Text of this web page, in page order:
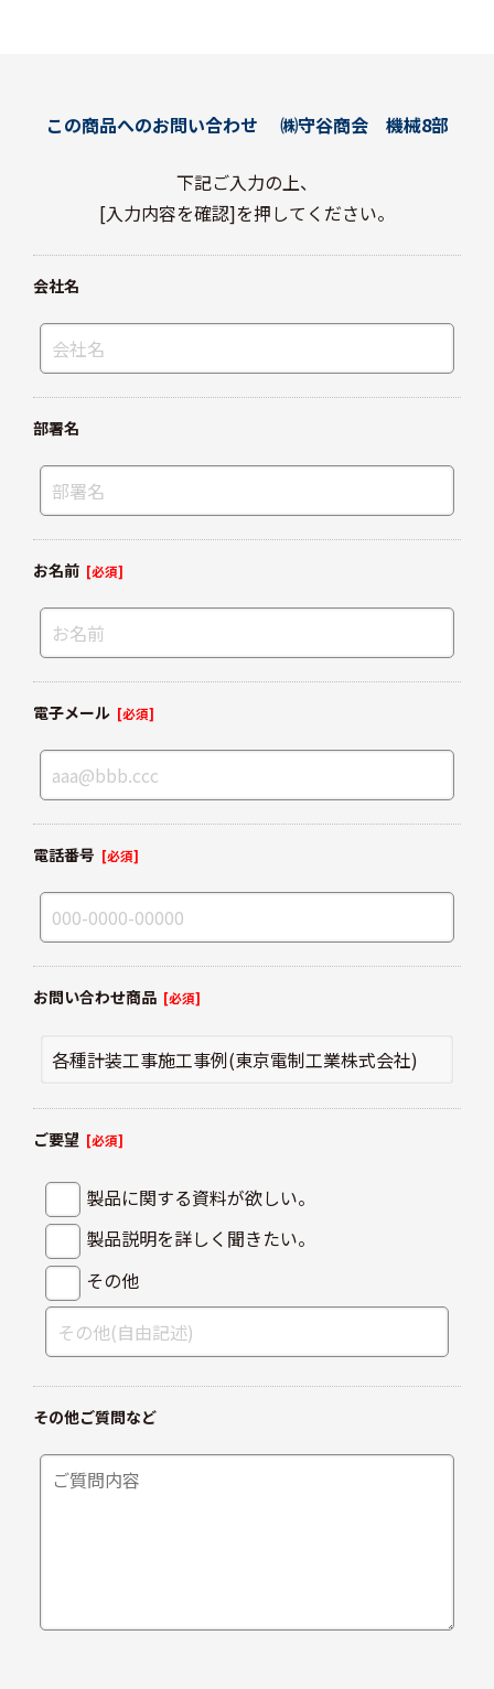
この商品へのお問い合わせ ㈱守谷商会 機械8部
下記ご入力の上、
[入力内容を確認]を押してください。
会社名
部署名
お名前 [必須]
電子メール [必須]
電話番号 [必須]
お問い合わせ商品 [必須]
ご要望 [必須]
製品に関する資料が欲しい。
製品説明を詳しく聞きたい。
その他
その他ご質問など